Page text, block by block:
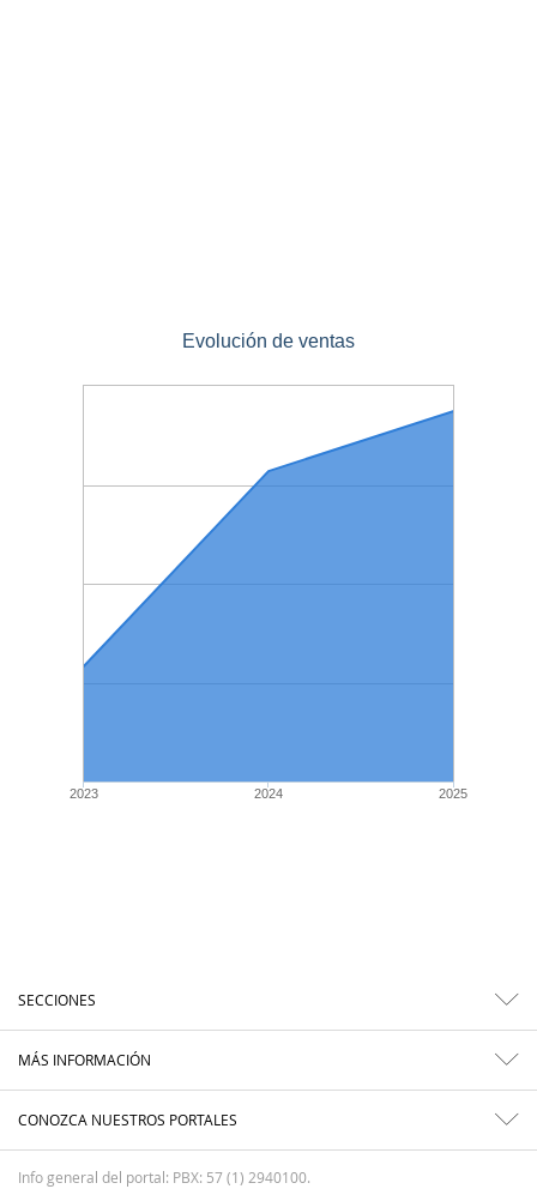
Evolución de ventas
2023 2024 2025
SECCIONES
MÁS INFORMACIÓN
CONOZCA NUESTROS PORTALES
Info general del portal: PBX: 57 (1) 2940100.